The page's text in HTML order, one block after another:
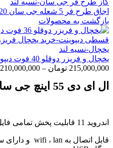
اجاق طرح فر 5 شعله جی سان G20
بازگشت به محصولات
یخچال و فریزر دوقلو 40 فوت دیپوینت مدل Explore
215,000,000 تومان –
210,000,000
ال ای دی 55 اینچ جی سان مدل GSM-55510
اندروید 11 قابلیت پخش تمامی فایل های صوتی و تصویری رایج